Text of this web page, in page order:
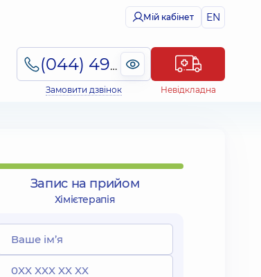
Мій кабінет EN
(044) 495-2-888
Замовити дзвінок Невідкладна
Запис на прийом
Хімієтерапія